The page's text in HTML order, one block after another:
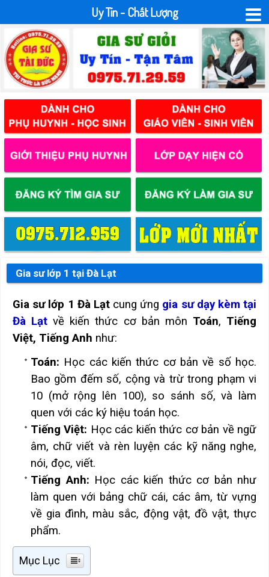
Gia sư lớp 1 tại Đà Lạt
Gia sư lớp 1 Đà Lạtcung ứng gia sư dạy kèm tại
Đà Lạt về kiến thức cơ bản môn Toán, Tiếng
Việt, Tiếng Anh như:
Toán: Học các kiến thức cơ bản về số học.
Bao gồm đếm số, cộng và trừ trong phạm vi
10 (mở rộng lên 100), so sánh số, và làm
quen với các ký hiệu toán học.
Tiếng Việt: Học các kiến thức cơ bản về ngữ
âm, chữ viết và rèn luyện các kỹ năng nghe,
nói, đọc, viết.
Tiếng Anh: Học các kiến thức cơ bản như
làm quen với bảng chữ cái, các âm, từ vựng
về gia đình, màu sắc, động vật, đồ vật, thực
phẩm.
Mục Lục
Uy Tín - Chất Lượng